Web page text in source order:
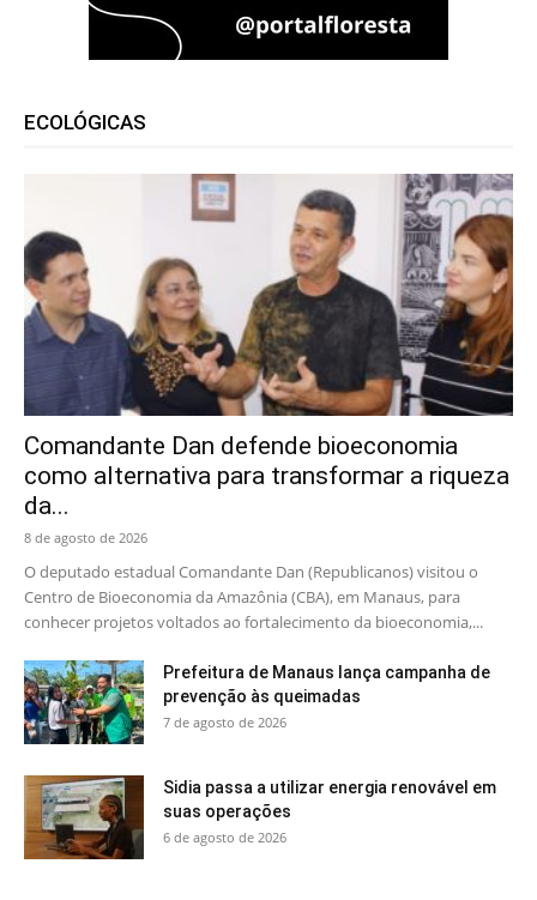
ECOLÓGICAS
Comandante Dan defende bioeconomia
como alternativa para transformar a riqueza
da...
8 de agosto de 2026
O deputado estadual Comandante Dan (Republicanos) visitou o
Centro de Bioeconomia da Amazônia (CBA), em Manaus, para
conhecer projetos voltados ao fortalecimento da bioeconomia,...
Prefeitura de Manaus lança campanha de
prevenção às queimadas
7 de agosto de 2026
Sidia passa a utilizar energia renovável em
suas operações
6 de agosto de 2026